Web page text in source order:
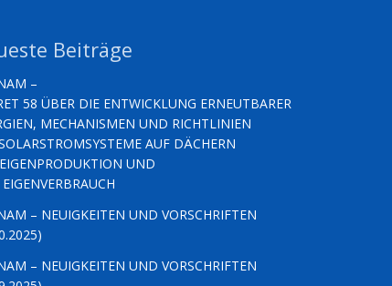
Beiträge
–
58 ÜBER DIE ENTWICKLUNG ERNEUTBARER
MECHANISMEN UND RICHTLINIEN
AUF DÄCHERN
UND
– NEUIGKEITEN UND VORSCHRIFTEN
– NEUIGKEITEN UND VORSCHRIFTEN